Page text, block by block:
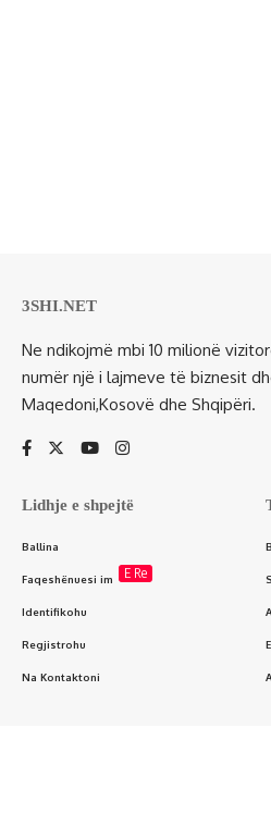
3SHI.NET
Ne ndikojmë mbi 10 milionë
numër një i lajmeve të biznesit
Maqedoni,Kosovë dhe Shqipëri.
Lidhje e shpejtë
Ballina
Faqeshënuesi im E Re
Identifikohu
Regjistrohu
Na Kontaktoni